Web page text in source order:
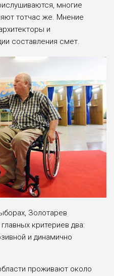
многие
тотчас же. Мнение
и
составления смет.
Золотарев
критериев два:
и динамично
проживают около